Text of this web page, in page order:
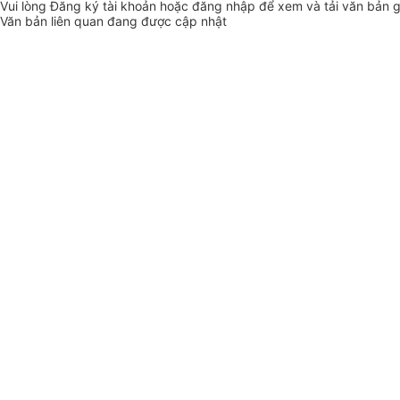
Vui lòngĐăng ký tài khoản hoặc đăng nhập để xem và tải văn bản
Văn bản liên quan đang được cập nhật